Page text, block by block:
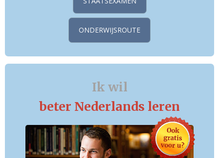
ONDERWIJSROUTE
Ik wil
beter Nederlands leren